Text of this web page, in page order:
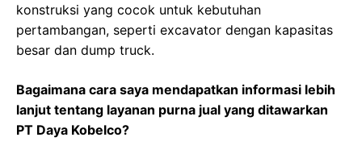
konstruksi yang cocok untuk kebutuhan
pertambangan, seperti excavator dengan kapasitas
besar dan dump truck.
Bagaimana cara saya mendapatkan informasi lebih
lanjut tentang layanan purna jual yang ditawarkan
PT Daya Kobelco?